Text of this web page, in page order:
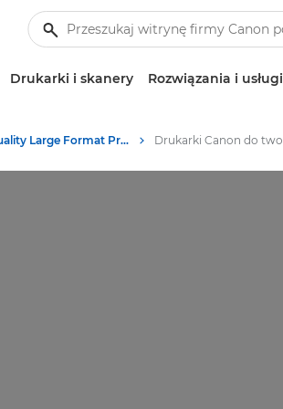
Drukarki i skanery Rozwiązania i usługi
High-Quality Large Format Printers for CAD/GIS and Stunning Graphics